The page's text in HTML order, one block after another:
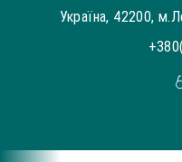
Україна, 42200,